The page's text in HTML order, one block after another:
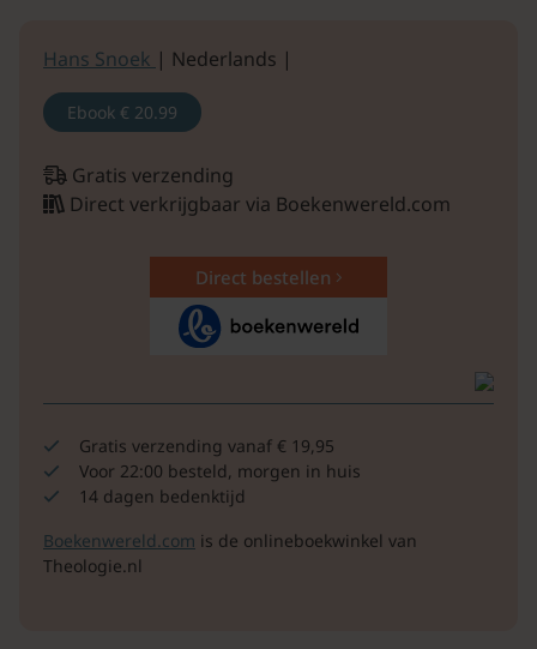
Hans Snoek | Nederlands |
Ebook € 20.99
Gratis verzending
Direct verkrijgbaar via Boekenwereld.com
Direct bestellen
Gratis verzending vanaf € 19,95
Voor 22:00 besteld, morgen in huis
14 dagen bedenktijd
Boekenwereld.com is de onlineboekwinkel van
Theologie.nl